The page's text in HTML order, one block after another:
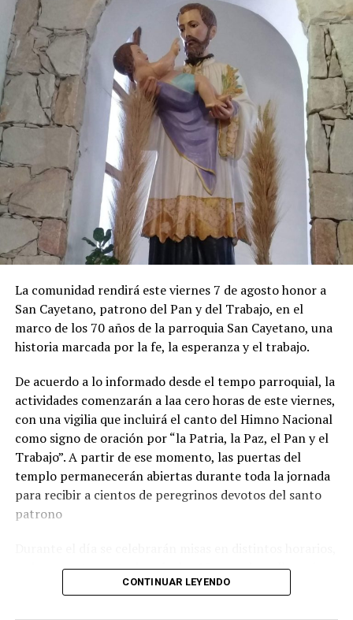
La comunidad rendirá este viernes 7 de agosto honor a
San Cayetano, patrono del Pan y del Trabajo, en el
marco de los 70 años de la parroquia San Cayetano, una
historia marcada por la fe, la esperanza y el trabajo.
De acuerdo a lo informado desde el tempo parroquial, la
actividades comenzarán a laa cero horas de este viernes,
con una vigilia que incluirá el canto del Himno Nacional
como signo de oración por “la Patria, la Paz, el Pan y el
Trabajo”. A partir de ese momento, las puertas del
templo permanecerán abiertas durante toda la jornada
para recibir a cientos de peregrinos devotos del santo
patrono
y el momento central será a las 15, cuando se llevará
adelante la tradicional procesión con la imagen de San
CONTINUAR LEYENDO